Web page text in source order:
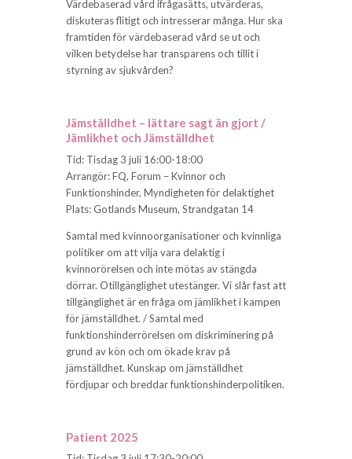
Värdebaserad vård ifrågasätts, utvärderas,
diskuteras flitigt och intresserar många. Hur ska
framtiden för värdebaserad vård se ut och
vilken betydelse har transparens och tillit i
styrning av sjukvården?
Jämställdhet – lättare sagt än gjort /
Jämlikhet och Jämställdhet
Tid: Tisdag 3 juli 16:00-18:00
Arrangör: FQ, Forum – Kvinnor och
Funktionshinder, Myndigheten för delaktighet
Plats: Gotlands Museum, Strandgatan 14
Samtal med kvinnoorganisationer och kvinnliga
politiker om att vilja vara delaktig i
kvinnorörelsen och inte mötas av stängda
dörrar. Otillgänglighet utestänger. Vi slår fast att
tillgänglighet är en fråga om jämlikhet i kampen
för jämställdhet. / Samtal med
funktionshinderrörelsen om diskriminering på
grund av kön och om ökade krav på
jämställdhet. Kunskap om jämställdhet
fördjupar och breddar funktionshinderpolitiken.
Patient 2025